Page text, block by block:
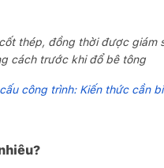
thép, đồng thời được giám
cách trước khi đổ bê tông
công trình: Kiến thức cần